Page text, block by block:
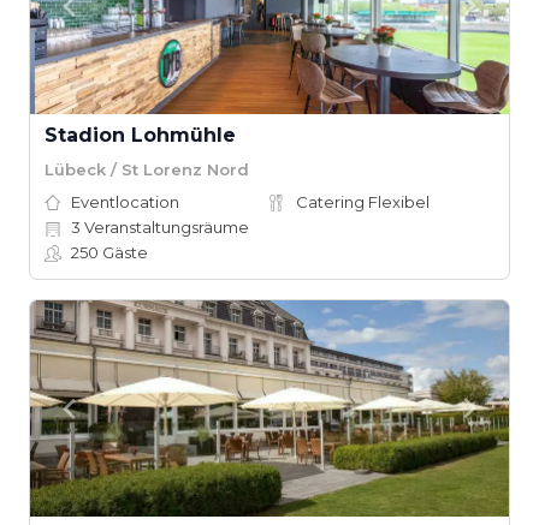
Stadion Lohmühle
Lübeck / St Lorenz Nord
Eventlocation
Catering Flexibel
3 Veranstaltungsräume
250 Gäste